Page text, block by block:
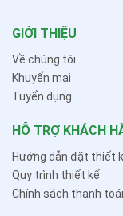
GIỚI THIỆU
Về chúng tôi
Khuyến mại
Tuyển dụng
HỖ TRỢ KHÁCH
Hướng dẫn đặt thiết
Quy trình thiết kế
Chính sách thanh